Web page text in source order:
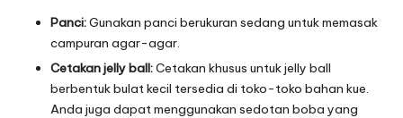
Panci:Gunakan panci berukuran sedang untuk memasak
campuran agar-agar.
Cetakan jelly ball:Cetakan khusus untuk jelly ball
berbentuk bulat kecil tersedia di toko-toko bahan kue.
Anda juga dapat menggunakan sedotan boba yang